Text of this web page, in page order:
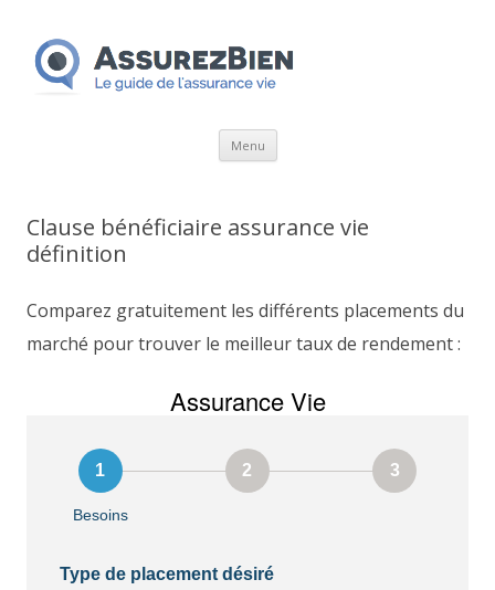
Menu Aller
Clause bénéficiaire assurance vie
définition
Comparez gratuitement les différents placements du
marché pour trouver le meilleur taux de rendement :